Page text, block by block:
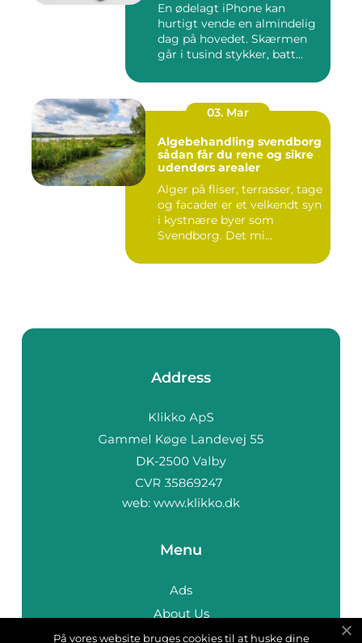
En ødelagt iPhone kan
hurtigt vende en almindelig
dag på hovedet. Skærmen
går i tusind stykker, batt...
03. Mar
Algebehandling svendborg
sådan får du rene og sikre
udendørs arealer
Alger på fliser, terrasser, tage
og facader er et velkendt syn
i kystnære byer som
Svendborg. Det mi...
Address
web: www.klikko.dk
Menu
Ads
About Us
Cookies
På vores website bruges cookies til at huske dine